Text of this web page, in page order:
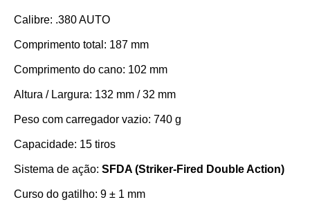
Calibre: .380 AUTO
Comprimento total: 187 mm
Comprimento do cano: 102 mm
Altura / Largura: 132 mm / 32 mm
Peso com carregador vazio: 740 g
Capacidade: 15 tiros
Sistema de ação: SFDA (Striker-Fired Double Action)
Curso do gatilho: 9 ± 1 mm